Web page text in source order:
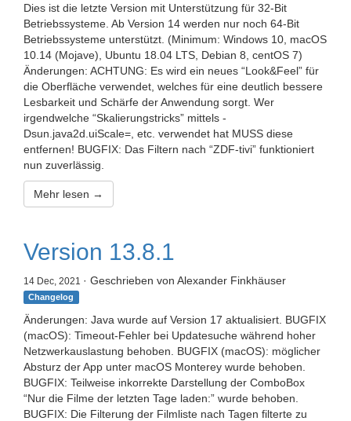
Dies ist die letzte Version mit Unterstützung für 32-Bit
Betriebssysteme. Ab Version 14 werden nur noch 64-Bit
Betriebssysteme unterstützt. (Minimum: Windows 10, macOS
10.14 (Mojave), Ubuntu 18.04 LTS, Debian 8, centOS 7)
Änderungen: ACHTUNG: Es wird ein neues “Look&Feel” für
die Oberfläche verwendet, welches für eine deutlich bessere
Lesbarkeit und Schärfe der Anwendung sorgt. Wer
irgendwelche “Skalierungstricks” mittels -
Dsun.java2d.uiScale=, etc. verwendet hat MUSS diese
entfernen! BUGFIX: Das Filtern nach “ZDF-tivi” funktioniert
nun zuverlässig.
Mehr lesen →
Version 13.8.1
14 Dec, 2021 · Geschrieben von Alexander Finkhäuser
Changelog
Änderungen: Java wurde auf Version 17 aktualisiert. BUGFIX
(macOS): Timeout-Fehler bei Updatesuche während hoher
Netzwerkauslastung behoben. BUGFIX (macOS): möglicher
Absturz der App unter macOS Monterey wurde behoben.
BUGFIX: Teilweise inkorrekte Darstellung der ComboBox
“Nur die Filme der letzten Tage laden:” wurde behoben.
BUGFIX: Die Filterung der Filmliste nach Tagen filterte zu